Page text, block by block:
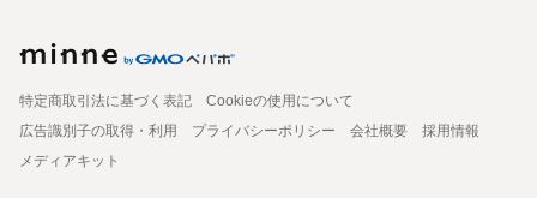
特定商取引法に基づく表記
Cookieの使用について
広告識別子の取得・利用
プライバシーポリシー 会社概要
採用情報
メディアキット